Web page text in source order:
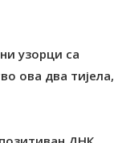
узорци са
ова два тијела,